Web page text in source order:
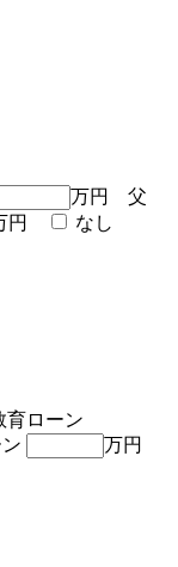
万円 父
円 なし
育ローン
万円